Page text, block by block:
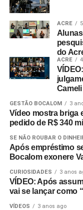
ACRE
do
ACRE
Cameli
GESTÃO BOCALOM 3
Vídeo mostra briga
pedido de R$ 340
SE NÃO ROUBAR O
Após empréstimo
Bocalom exonere
CURIOSIDADES 3 anos
VÍDEO: Após
vai se lançar como
VÍDEOS 3 anos ago